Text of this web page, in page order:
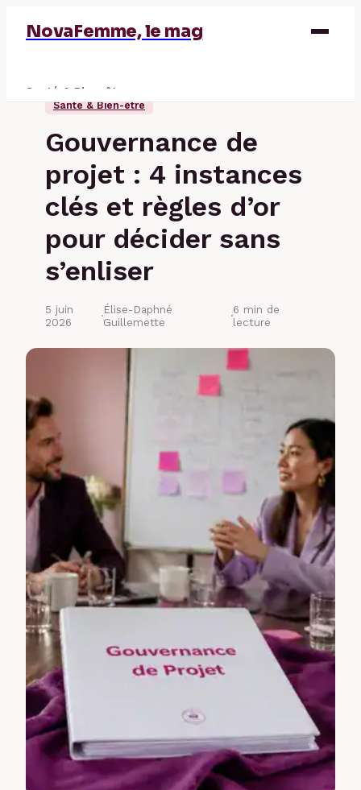
NovaFemme, le mag
Santé & Bien-être
Finance
Santé & Bien-être
Gouvernance de
projet : 4 instances
clés et règles d’or
pour décider sans
s’enliser
5 juin
2026
·Élise-Daphné
Guillemette
·6 min de
lecture